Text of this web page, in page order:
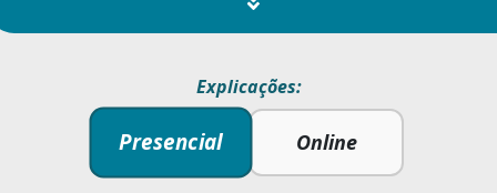
Explicações:
Presencial Online